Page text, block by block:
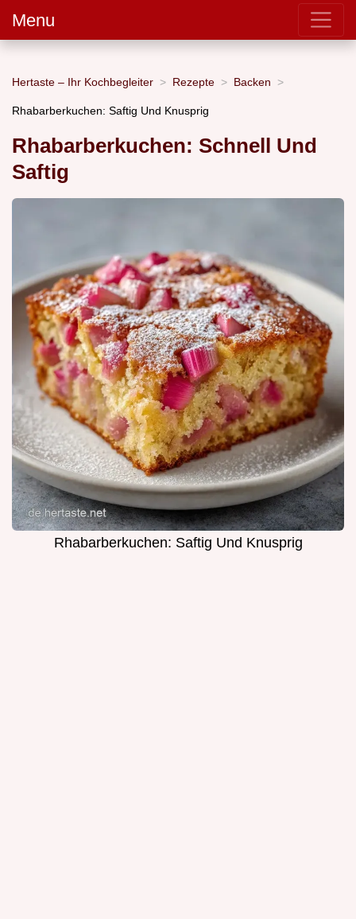
Menu
Hertaste – Ihr Kochbegleiter Rezepte Backen
Rhabarberkuchen: Saftig Und Knusprig
Rhabarberkuchen: Schnell Und
Saftig
Rhabarberkuchen: Saftig Und Knusprig